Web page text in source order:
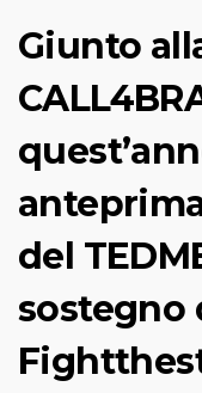
Giunto
del
sostegno